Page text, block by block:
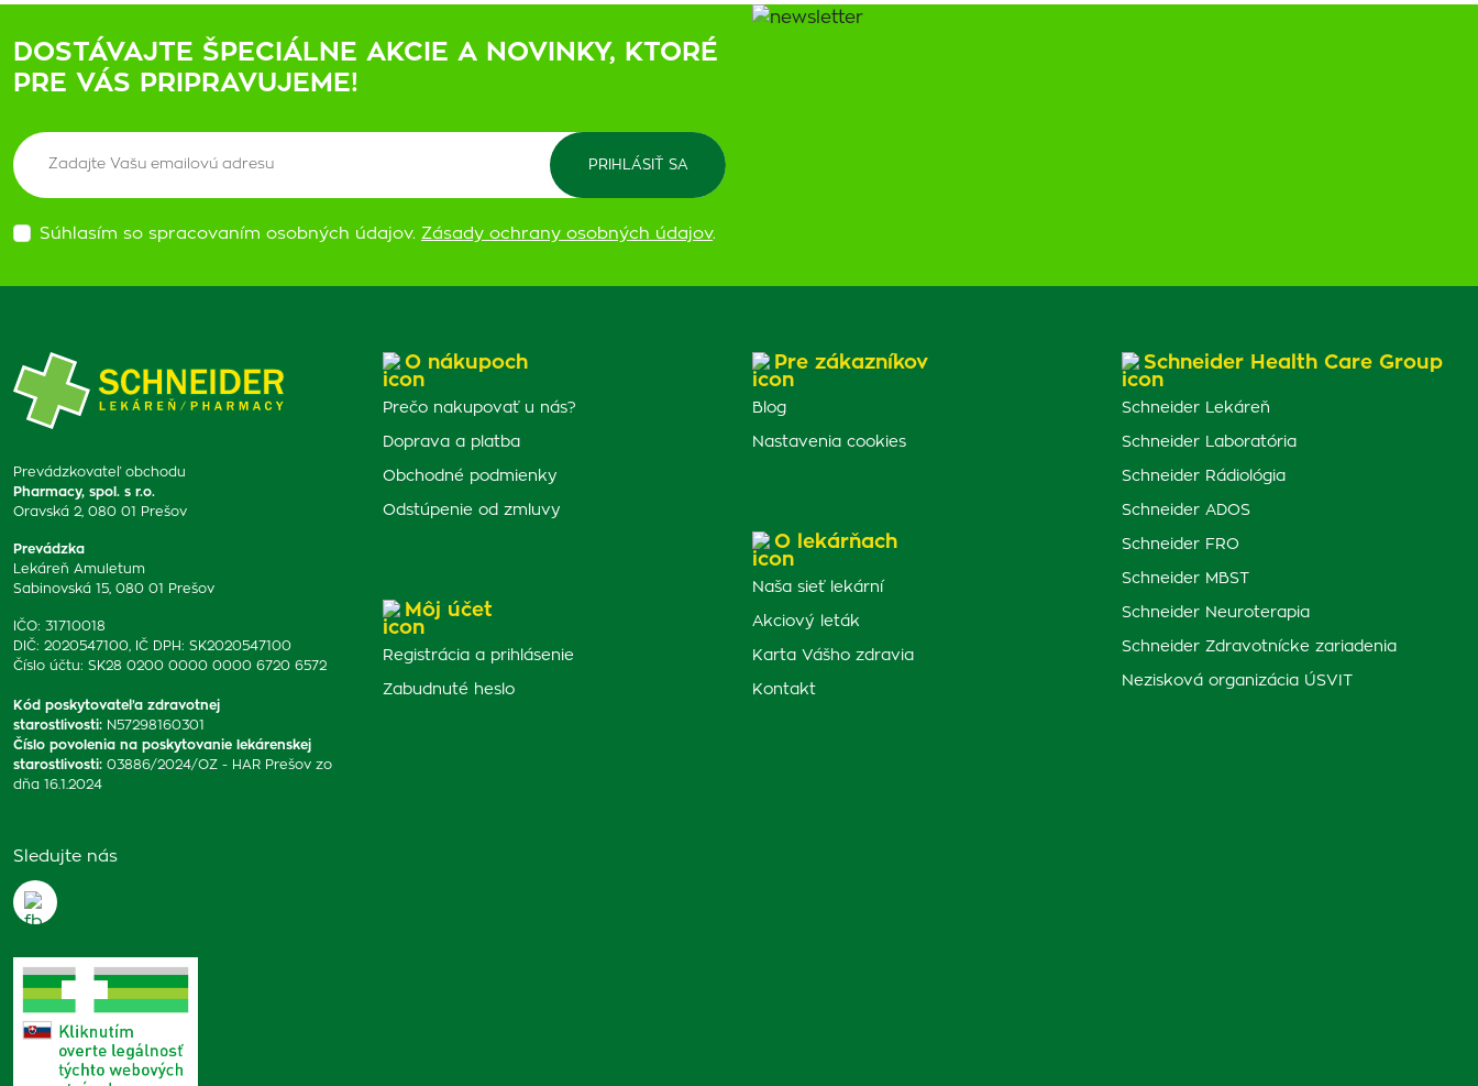
DOSTÁVAJTE ŠPECIÁLNE AKCIE A NOVINKY, KTORÉ
PRE VÁS PRIPRAVUJEME!
Súhlasím so spracovaním osobných údajov. Zásady ochrany osobných údajov.
Prevádzkovateľ obchodu
Pharmacy, spol. s r.o.
Oravská 2, 080 01 Prešov
Prevádzka
Lekáreň Amuletum
Sabinovská 15, 080 01 Prešov
IČO: 31710018
DIČ: 2020547100, IČ DPH: SK2020547100
Číslo účtu: SK28 0200 0000 0000 6720 6572
Kód poskytovateľa zdravotnej
starostlivosti: N57298160301
Číslo povolenia na poskytovanie lekárenskej
starostlivosti: 03886/2024/OZ - HAR Prešov zo
dňa 16.1.2024
Sledujte nás
O nákupoch
Prečo nakupovať u nás?
Doprava a platba
Obchodné podmienky
Odstúpenie od zmluvy
Môj účet
Registrácia a prihlásenie
Zabudnuté heslo
Pre zákazníkov
Blog
Nastavenia cookies
O lekárňach
Naša sieť lekární
Akciový leták
Karta Vášho zdravia
Kontakt
Schneider Health Care Group
Schneider Lekáreň
Schneider Laboratória
Schneider Rádiológia
Schneider ADOS
Schneider FRO
Schneider MBST
Schneider Neuroterapia
Schneider Zdravotnícke zariadenia
Nezisková organizácia ÚSVIT